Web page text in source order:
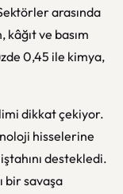
arasında
kâğıt ve basım
0,45 ile kimya,
dikkat çekiyor.
hisselerine
destekledi.
bir savaşa